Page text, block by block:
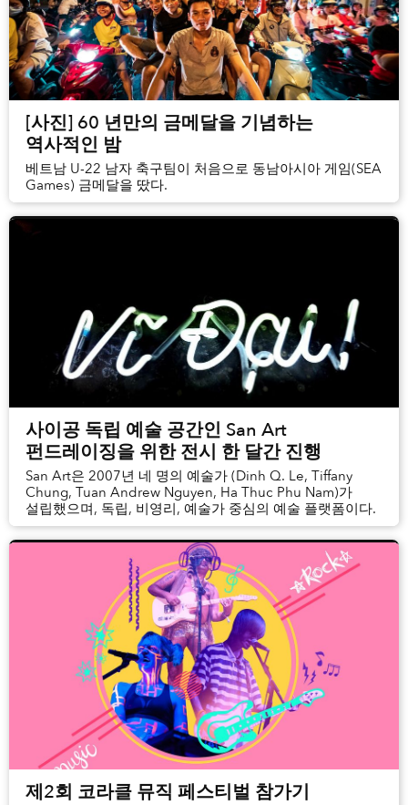
[사진] 60 년만의 금메달을 기념하는
역사적인 밤
베트남 U-22 남자 축구팀이 처음으로 동남아시아 게임(SEA
Games) 금메달을 땄다.
사이공 독립 예술 공간인 San Art
펀드레이징을 위한 전시 한 달간 진행
San Art은 2007년 네 명의 예술가 (Dinh Q. Le, Tiffany
Chung, Tuan Andrew Nguyen, Ha Thuc Phu Nam)가
설립했으며, 독립, 비영리, 예술가 중심의 예술 플랫폼이다.
제2회 코라클 뮤직 페스티벌 참가기